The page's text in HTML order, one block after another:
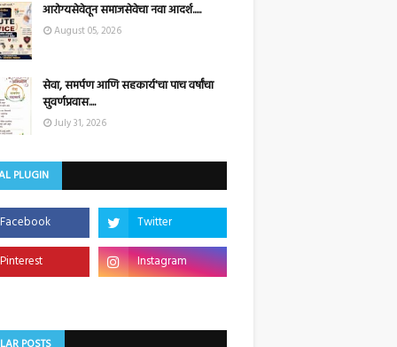
आरोग्यसेवेतून समाजसेवेचा नवा आदर्श.....
August 05, 2026
सेवा, समर्पण आणि सहकार्य'चा पाच वर्षांचा
सुवर्णप्रवास....
July 31, 2026
PLUGIN